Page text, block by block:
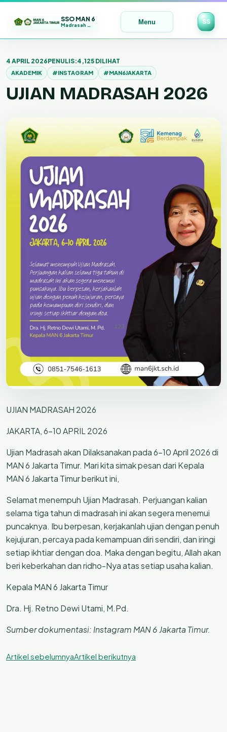
SSO MAN 6
Madrasah Maju | Bermutu | Mendunia Menu SS
ke
konten
4 APRIL 2026PENULIS:4,125 DILIHAT
AKADEMIK #INSTAGRAM #MAN6JAKARTA
UJIAN MADRASAH 2026
UJIAN MADRASAH 2026
JAKARTA, 6-10 APRIL 2026
Ujian Madrasah akan Dilaksanakan pada 6-10 April 2026 di
MAN 6 Jakarta Timur. Mari kita simak pesan dari Kepala
MAN 6 Jakarta Timur berikut ini,
Selamat menempuh Ujian Madrasah. Perjuangan kalian
selama tiga tahun di madrasah ini akan segera menemui
puncaknya. Ibu berpesan, kerjakanlah ujian dengan penuh
kejujuran, percaya pada kemampuan diri sendiri, dan iringi
setiap ikhtiar dengan doa. Maka dengan begitu, Allah akan
beri keberkahan dan ridho-Nya atas setiap usaha kalian.
Kepala MAN 6 Jakarta Timur
Dra. Hj. Retno Dewi Utami, M.Pd.
Sumber dokumentasi: Instagram MAN 6 Jakarta Timur.
Artikel sebelumnyaArtikel berikutnya